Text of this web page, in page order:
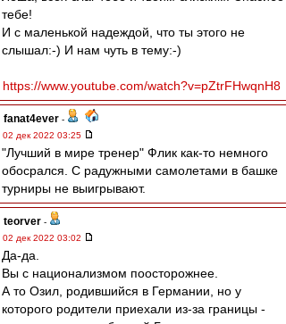
тебе!
И с маленькой надеждой, что ты этого не
слышал:-) И нам чуть в тему:-)
https://www.youtube.com/watch?v=pZtrFHwqnH8
fanat4ever -
02 дек 2022 03:25
"Лучший в мире тренер" Флик как-то немного
обосрался. С радужными самолетами в башке
турниры не выигрывают.
teorver -
02 дек 2022 03:02
Да-да.
Вы с национализмом поосторожнее.
А то Озил, родившийся в Германии, но у
которого родители приехали из-за границы -